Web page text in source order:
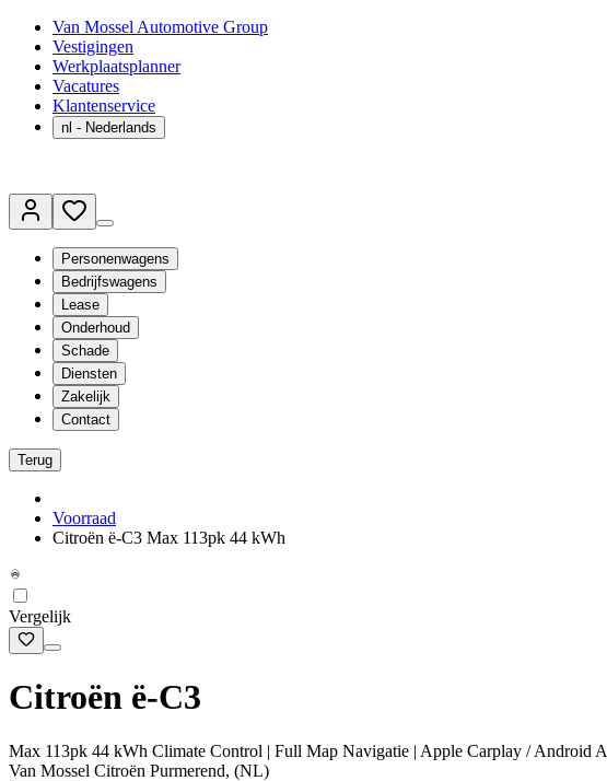
Van Mossel Automotive Group
Vestigingen
Werkplaatsplanner
Vacatures
Klantenservice
nl - Nederlands
Personenwagens
Bedrijfswagens
Lease
Onderhoud
Schade
Diensten
Zakelijk
Contact
Terug
Voorraad
Citroën ë-C3 Max 113pk 44 kWh
Vergelijk
Citroën ë-C3
Max 113pk 44 kWh Climate Control | Full Map Navigatie | Apple Carplay / Android
Van Mossel Citroën Purmerend, (NL)